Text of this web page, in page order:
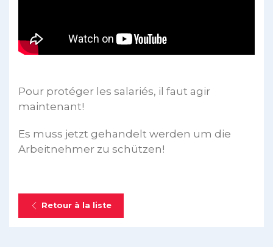
Pour protéger les salariés, il faut agir
maintenant!
Es muss jetzt gehandelt werden um die
Arbeitnehmer zu schützen!
Retour à la liste